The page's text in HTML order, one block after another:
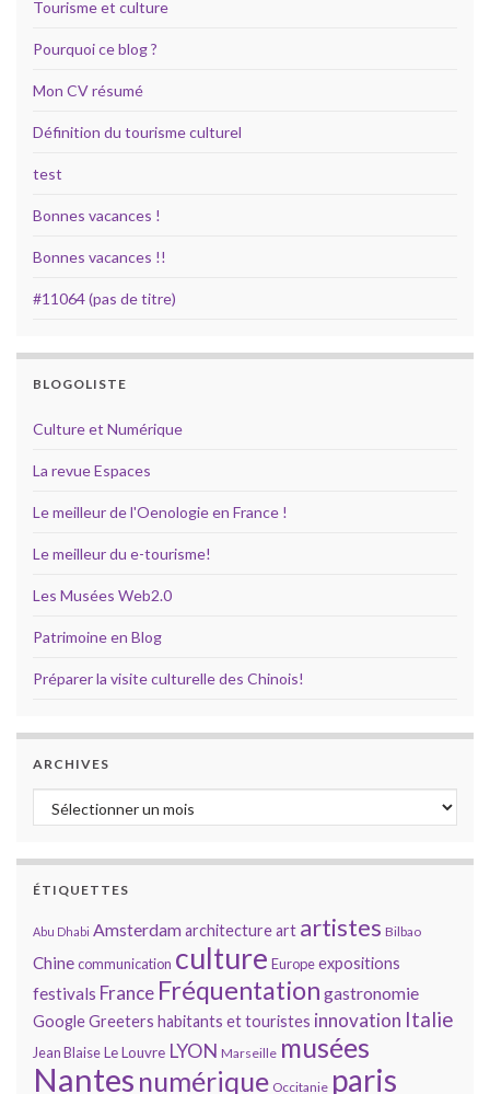
Tourisme et culture
Pourquoi ce blog ?
Mon CV résumé
Définition du tourisme culturel
test
Bonnes vacances !
Bonnes vacances !!
#11064 (pas de titre)
BLOGOLISTE
Culture et Numérique
La revue Espaces
Le meilleur de l'Oenologie en France !
Le meilleur du e-tourisme!
Les Musées Web2.0
Patrimoine en Blog
Préparer la visite culturelle des Chinois!
ARCHIVES
Archives
ÉTIQUETTES
Abu Dhabi Amsterdamarchitectureart artistes Bilbao
Chinecommunication culture Europeexpositions
festivals France Fréquentation gastronomie
GoogleGreeters habitants et touristes innovation Italie
Jean BlaiseLe Louvre LYON Marseille musées
Nantes numérique Occitanie paris